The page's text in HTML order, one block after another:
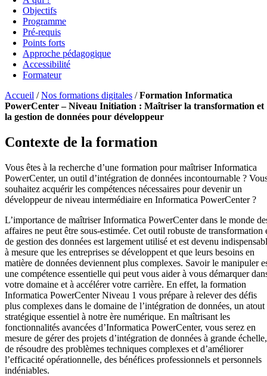
Objectifs
Programme
Pré-requis
Points forts
Approche pédagogique
Accessibilité
Formateur
Accueil /Nos formations digitales /Formation Informatica
PowerCenter – Niveau Initiation : Maîtriser la transformation et
la gestion de données pour développeur
Contexte de la formation
Vous êtes à la recherche d’une formation pour maîtriser Informatica
PowerCenter, un outil d’intégration de données incontournable ?
souhaitez acquérir les compétences nécessaires pour devenir un
développeur de niveau intermédiaire en Informatica PowerCenter ?
L’importance de maîtriser Informatica PowerCenter dans le monde
affaires ne peut être sous-estimée. Cet outil robuste de transformation
de gestion des données est largement utilisé et est devenu
à mesure que les entreprises se développent et que leurs besoins en
matière de données deviennent plus complexes. Savoir le manipuler
une compétence essentielle qui peut vous aider à vous démarquer
votre domaine et à accélérer votre carrière. En effet, la formation
Informatica PowerCenter Niveau 1 vous prépare à relever des défis
plus complexes dans le domaine de l’intégration de données, un atout
stratégique essentiel à notre ère numérique. En maîtrisant les
fonctionnalités avancées d’Informatica PowerCenter, vous serez en
mesure de gérer des projets d’intégration de données à grande échelle,
de résoudre des problèmes techniques complexes et d’améliorer
l’efficacité opérationnelle, des bénéfices professionnels et personnels
indéniables.